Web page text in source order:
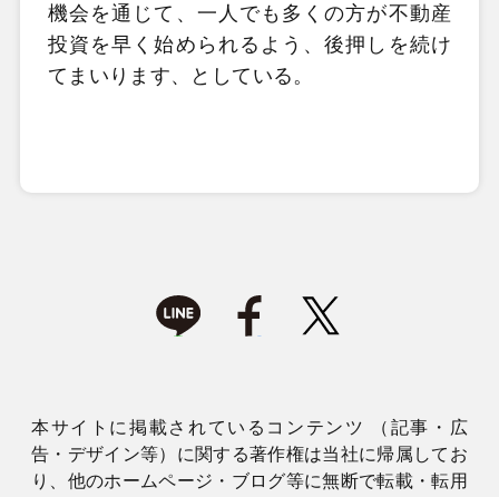
機会を通じて、一人でも多くの方が不動産
投資を早く始められるよう、後押しを続け
てまいります、としている。
本サイトに掲載されているコンテンツ （記事・広
告・デザイン等）に関する著作権は当社に帰属してお
り、他のホームページ・ブログ等に無断で転載・転用